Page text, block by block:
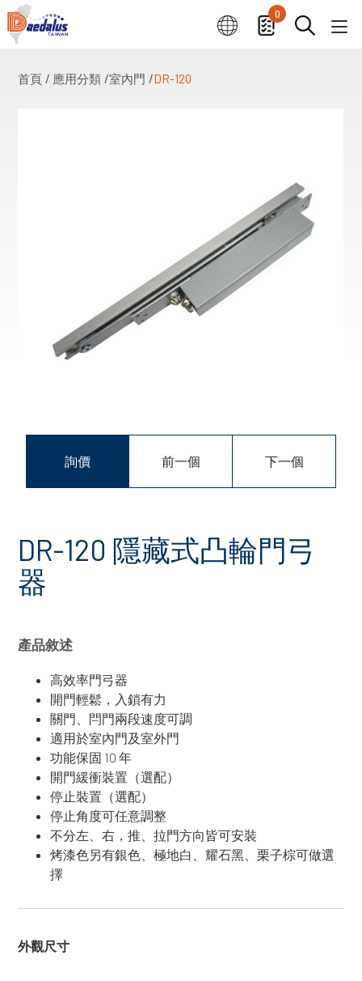
0
首頁 應用分類 室內門 DR-120
詢價 前一個 下一個
DR-120 隱藏式凸輪門弓
器
產品敘述
高效率門弓器
開門輕鬆，入鎖有力
關門、閂門兩段速度可調
適用於室內門及室外門
功能保固 10 年
開門緩衝裝置（選配）
停止裝置（選配）
停止角度可任意調整
不分左、右，推、拉門方向皆可安裝
烤漆色另有銀色、極地白、耀石黑、栗子棕可做選
擇
外觀尺寸